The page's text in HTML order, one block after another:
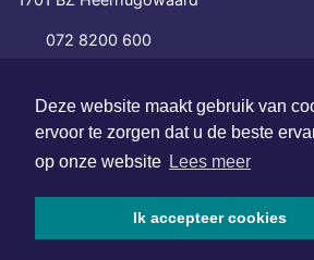
Deze website maakt gebruik van
ervoor te zorgen dat u de beste
op onze website Lees meer
Ik accepteer cookies
072 8200 600
SOCIAL MEDIA
NIEUWSBRIEF AANMELDEN